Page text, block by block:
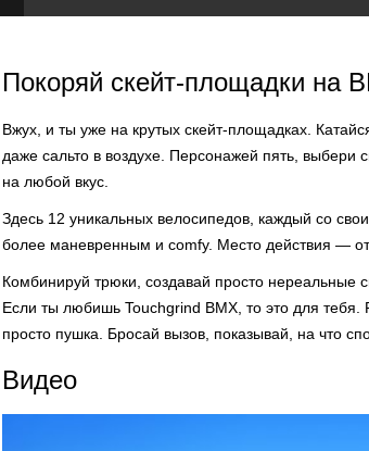
Покоряй скейт-площадки на
Вжух, и ты уже на крутых скейт-площадках.
даже сальто в воздухе. Персонажей пять,
на любой вкус.
Здесь 12 уникальных велосипедов, каждый со
более маневренным и comfy. Место действия —
Комбинируй трюки, создавай просто нереальные
Если ты любишь Touchgrind BMX, то это для
просто пушка. Бросай вызов, показывай, на что
Видео